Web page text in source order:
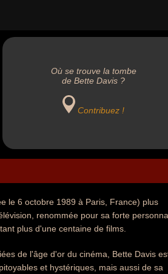
Où se trouve la tombe
de Bette Davis ?
Contribuez !
le 6 octobre 1989 à Paris, France) plus
renommée pour sa forte
plus d'une centaine de films.
de l'âge d'or du cinéma, Bette Davis
et hystériques, mais aussi de sa